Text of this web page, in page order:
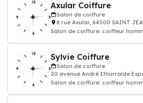
Axular Coiffure
Salon de coiffure
8 rue Axular, 64500 SAINT
Salon de coiffure: coiffeur
Sylvie Coiffure
Salon de coiffure
20 avenue André Ithurralde
Salon de coiffure: coiffeur